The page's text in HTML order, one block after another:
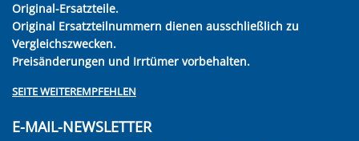
Original-Ersatzteile.
Original Ersatzteilnummern dienen ausschließlich zu
Vergleichszwecken.
Preisänderungen und Irrtümer vorbehalten.
SEITE WEITEREMPFEHLEN
E-MAIL-NEWSLETTER